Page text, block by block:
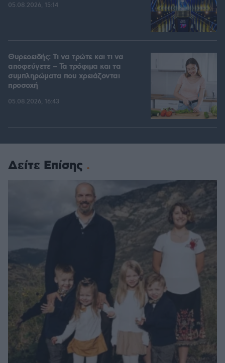
05.08.2026, 15:14
Θυρεοειδής: Τι να τρώτε και τι να
αποφεύγετε – Τα τρόφιμα και τα
συμπληρώματα που χρειάζονται
προσοχή
05.08.2026, 16:43
Δείτε Επίσης